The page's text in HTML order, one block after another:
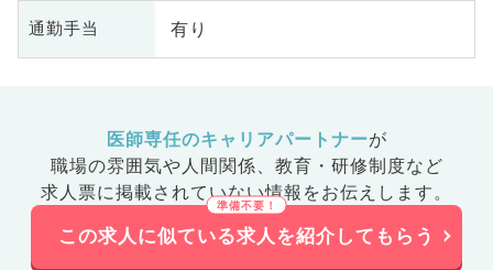
通勤手当 有り
医師専任のキャリアパートナーが
職場の雰囲気や人間関係、 教育・研修制度など
求人票に掲載されていない情報をお伝えします。
この求人に似ている求人を紹介してもらう